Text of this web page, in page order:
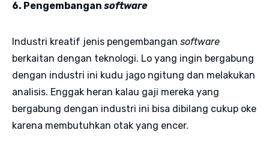
6. Pengembangan software
Industri kreatif jenis pengembangan software
berkaitan dengan teknologi. Lo yang ingin bergabung
dengan industri ini kudu jago ngitung dan melakukan
analisis. Enggak heran kalau gaji mereka yang
bergabung dengan industri ini bisa dibilang cukup oke
karena membutuhkan otak yang encer.